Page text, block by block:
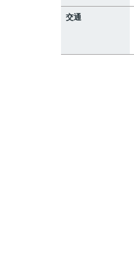
交通